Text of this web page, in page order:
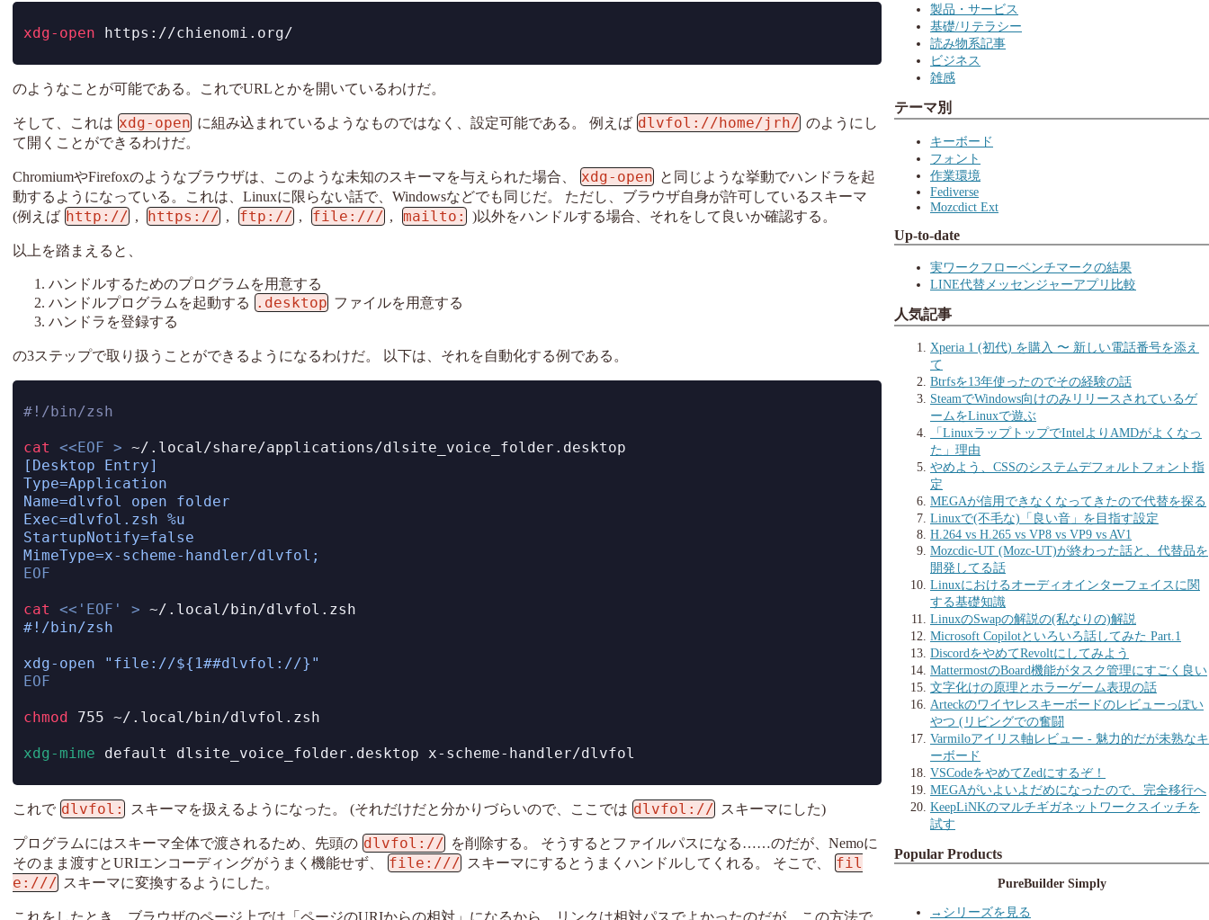
xdg-open https://chienomi.org/
のようなことが可能である。これでURLとかを開いているわけだ。
そして、これは xdg-open に組み込まれているようなものではなく、設定可能である。 例えば dlvfol://home/jrh/ のようにし
て開くことができるわけだ。
ChromiumやFirefoxのようなブラウザは、このような未知のスキーマを与えられた場合、 xdg-open と同じような挙動でハンドラを起
動するようになっている。これは、Linuxに限らない話で、Windowsなどでも同じだ。 ただし、ブラウザ自身が許可しているスキーマ
(例えば http:// , https:// , ftp:// , file:/// , mailto: )以外をハンドルする場合、それをして良いか確認する。
以上を踏まえると、
ハンドルするためのプログラムを用意する
ハンドルプログラムを起動する .desktop ファイルを用意する
ハンドラを登録する
の3ステップで取り扱うことができるようになるわけだ。 以下は、それを自動化する例である。
#!/bin/zsh
cat <<EOF > ~/.local/share/applications/dlsite_voice_folder.desktop
[Desktop Entry]
Type=Application
Name=dlvfol open folder
Exec=dlvfol.zsh %u
StartupNotify=false
MimeType=x-scheme-handler/dlvfol;
EOF
cat <<'EOF' > ~/.local/bin/dlvfol.zsh
#!/bin/zsh
xdg-open "file://${1##dlvfol://}"
EOF
chmod 755 ~/.local/bin/dlvfol.zsh
xdg-mime default dlsite_voice_folder.desktop x-scheme-handler/dlvfol
これで dlvfol: スキーマを扱えるようになった。 (それだけだと分かりづらいので、ここでは dlvfol:// スキーマにした)
プログラムにはスキーマ全体で渡されるため、先頭の dlvfol:// を削除する。 そうするとファイルパスになる……のだが、Nemoに
そのまま渡すとURIエンコーディングがうまく機能せず、
file:/// スキーマにするとうまくハンドルしてくれる。 そこで、
fil
e:/// スキーマに変換するようにした。
これをしたとき、ブラウザのページ上では「ページのURIからの相対」になるから、リンクは相対パスでよかったのだが、この方法で
製品・サービス
基礎/リテラシー
読み物系記事
ビジネス
雑感
テーマ別
キーボード
フォント
作業環境
Fediverse
Mozcdict Ext
Up-to-date
実ワークフローベンチマークの結果
LINE代替メッセンジャーアプリ比較
人気記事
Xperia 1 (初代) を購入 〜 新しい電話番号を添え
て
Btrfsを13年使ったのでその経験の話
SteamでWindows向けのみリリースされているゲ
ームをLinuxで遊ぶ
「LinuxラップトップでIntelよりAMDがよくなっ
た」理由
やめよう、CSSのシステムデフォルトフォント指
定
MEGAが信用できなくなってきたので代替を探る
Linuxで(不毛な)「良い音」を目指す設定
H.264 vs H.265 vs VP8 vs VP9 vs AV1
Mozcdic-UT (Mozc-UT)が終わった話と、代替品を
開発してる話
Linuxにおけるオーディオインターフェイスに関
する基礎知識
LinuxのSwapの解説の(私なりの)解説
Microsoft Copilotといろいろ話してみた Part.1
DiscordをやめてRevoltにしてみよう
MattermostのBoard機能がタスク管理にすごく良い
文字化けの原理とホラーゲーム表現の話
Arteckのワイヤレスキーボードのレビューっぽい
やつ (リビングでの奮闘
Varmiloアイリス軸レビュー - 魅力的だが未熟なキ
ーボード
VSCodeをやめてZedにするぞ！
MEGAがいよいよだめになったので、完全移行へ
KeepLiNKのマルチギガネットワークスイッチを
試す
Popular Products
PureBuilder Simply
→シリーズを見る